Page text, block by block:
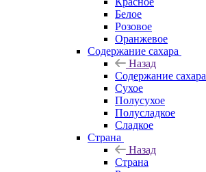
Белое
Розовое
Оранжевое
Содержание сахара
Назад
Содержание сахара
Сухое
Полусухое
Полусладкое
Сладкое
Страна
Назад
Страна